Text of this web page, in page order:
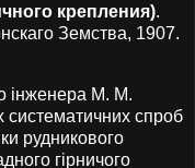
крепления).
Земства, 1907.
інженера М. М.
систематичних спроб
рудникового
гірничого